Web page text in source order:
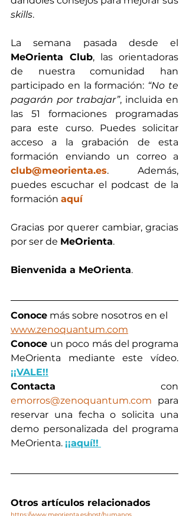
skills.
MeOrienta Club, las orientadoras
de nuestra comunidad han
participado en la formación: “No te
pagarán por trabajar”, incluida en
las 51 formaciones programadas
para este curso. Puedes solicitar
acceso a la grabación de esta
club@meorienta.es. Además,
puedes escuchar el podcast de la
formación aquí
Gracias por querer cambiar, gracias
por ser de MeOrienta.
Bienvenida a MeOrienta.
Conoce más sobre nosotros en el
www.zenoquantum.com
Conoce un poco más del programa
¡¡VALE!!
Contacta
emorros@zenoquantum.com para
reservar una fecha o solicita una
demo personalizada del programa
MeOrienta. ¡¡aquí!!
Otros artículos relacionados